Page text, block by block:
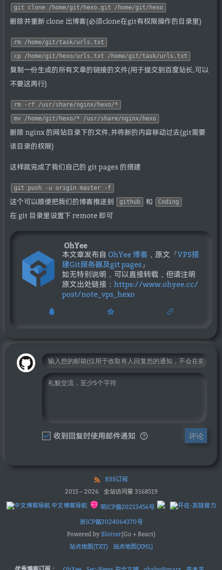
git clone /home/git/hexo.git /home/git/hexo
删除并重新 clone 出博客(必须clone在git有权限操作的目录里)
rm /home/git/task/urls.txt
cp /home/git/hexo/urls.txt /home/git/task/urls.txt
复制一份生成的所有文章的链接的文件(用于提交到百度站长,可以
不要这两行)
rm -rf /usr/share/nginx/hexo/*
mv /home/git/hexo/* /usr/share/nginx/hexo
删除 nginx 的网站目录下的文件,并将新的内容移动过去(git需要
该目录的权限)
这样就完成了我们自己的 git pages 的搭建
git push -u origin master -f
这个可以顺便把我们的博客推送到 github 和 Coding
在 git 目录里设置下 remote 即可
OhYee
本文章发布自 OhYee 博客 ，原文『VPS搭
建Git服务器及git pages 』
如无特别说明，可以直接转载，但请注明
原文出处链接： https://www.ohyee.cc/
post/note_vps_hexo
收到回复时使用邮件通知 评论
RSS订阅
2015– 2026 全站访问量 3168519
中文博客导航
萌ICP备20213456号
浙ICP备2024064370号
Powered by Blotter(Go + React)
站点地图(TXT)
站点地图(XML)